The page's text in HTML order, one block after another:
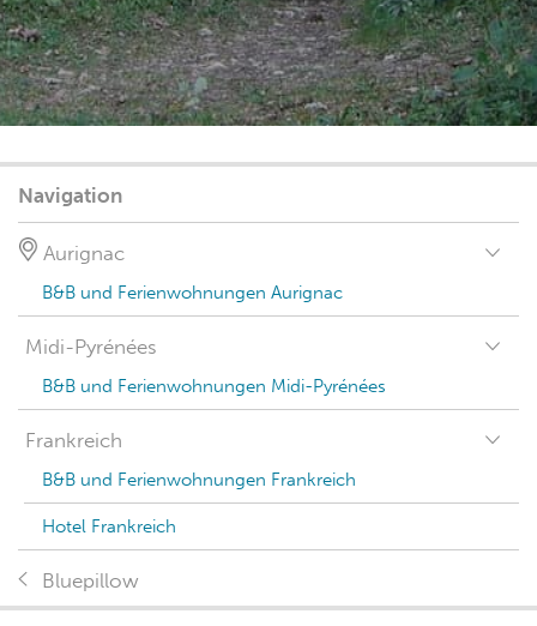
Navigation
Aurignac
B&B und Ferienwohnungen Aurignac
Midi-Pyrénées
B&B und Ferienwohnungen Midi-Pyrénées
Frankreich
B&B und Ferienwohnungen Frankreich
Hotel Frankreich
Bluepillow